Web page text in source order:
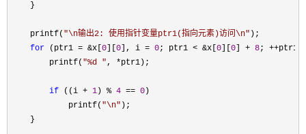
    }
    printf(
"\n输出2: 使用指针变量ptr1(指向元素)访问\n" );
for (ptr1 = &x[ 0 0 ], i = 0; ptr1 < &x[ 0 0 ] + 8; ++ptr1,
        printf(
"%d ", *ptr1);
if ((i + 1 ) % 4 == 0 )
            printf(
"\n" );
    }